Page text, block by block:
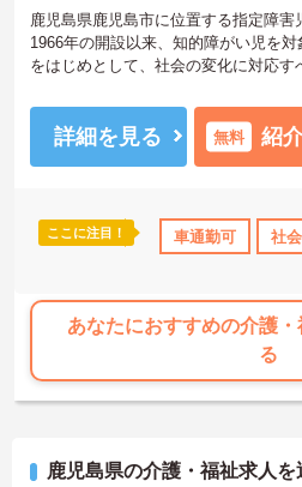
鹿児島県鹿児島市に位置する指定障害
1966年の開設以来、知的障がい児を
をはじめとして、社会の変化に対応
しています。現在は、相談支援センタ
援センター等を設置し、地域社会の多
度など、福利厚生面での充実も魅力的
また、キャリアに応じた階層別研修な
も良好な環境です。
興味のある方は是非ご応募ください。
詳細を見る 無料 紹
ここに注目！ 車通勤可 社
あなたにおすすめの介護
る
鹿児島県の介護・福祉求人